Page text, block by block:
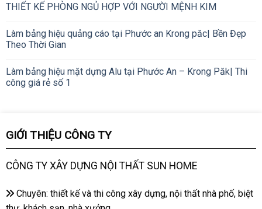
THIẾT KẾ PHÒNG NGỦ HỢP VỚI NGƯỜI MỆNH KIM
Làm bảng hiệu quảng cáo tại Phước an Krong păc| Bền Đẹp
Theo Thời Gian
Làm bảng hiệu mặt dựng Alu tại Phước An – Krong Păk| Thi
công giá rẻ số 1
GIỚI THIỆU CÔNG TY
CÔNG TY XÂY DỰNG NỘI THẤT SUN HOME
Chuyên: thiết kế và thi công xây dựng, nội thất nhà phố, biệt